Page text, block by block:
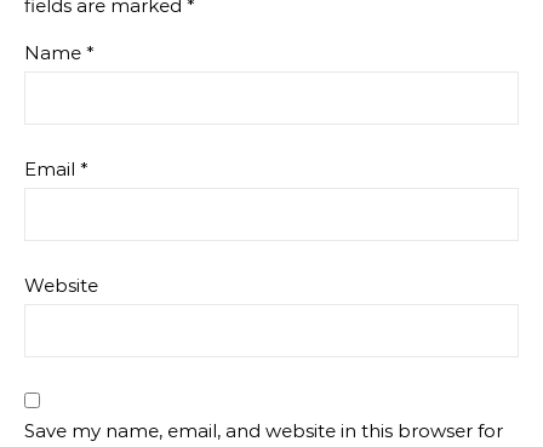
fields are marked *
Name *
Email *
Website
Save my name, email, and website in this browser for